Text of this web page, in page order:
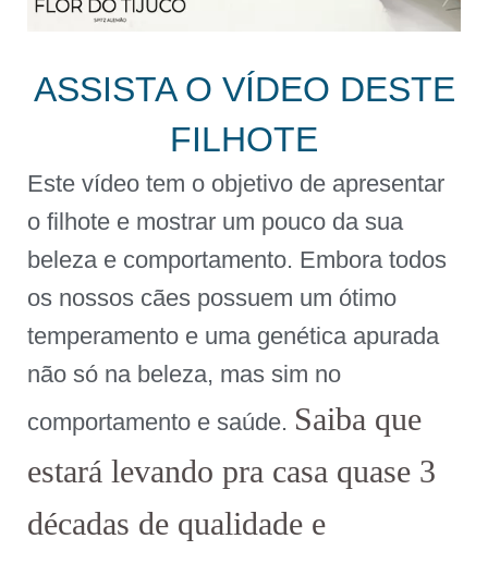
ASSISTA O VÍDEO DESTE
FILHOTE
Este vídeo tem o objetivo de apresentar
o filhote e mostrar um pouco da sua
beleza e comportamento. Embora todos
os nossos cães possuem um ótimo
temperamento e uma genética apurada
não só na beleza, mas sim no
comportamento e saúde. Saiba que
estará levando pra casa quase 3
décadas de qualidade e